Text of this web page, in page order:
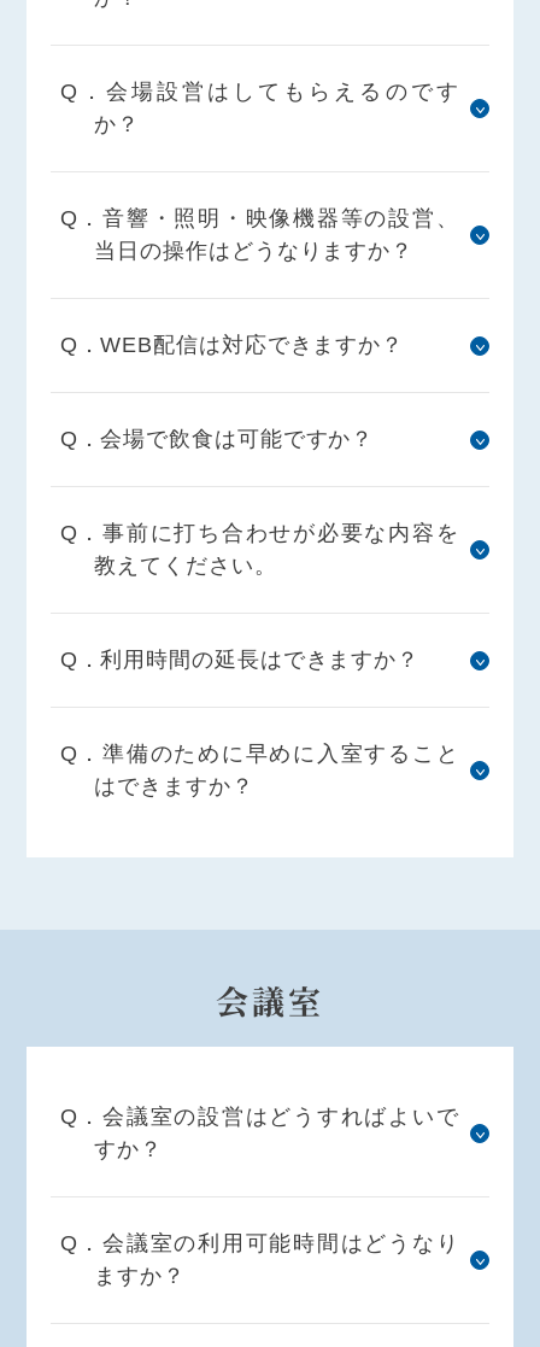
Q．会場設営はしてもらえるのです
か？
Q．音響・照明・映像機器等の設営、
当日の操作はどうなりますか？
Q．WEB配信は対応できますか？
Q．会場で飲食は可能ですか？
Q．事前に打ち合わせが必要な内容を
教えてください。
Q．利用時間の延長はできますか？
Q．準備のために早めに入室すること
はできますか？
会議室
Q．会議室の設営はどうすればよいで
すか？
Q．会議室の利用可能時間はどうなり
ますか？